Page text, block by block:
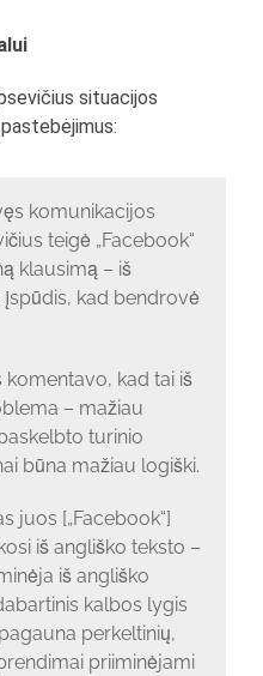
situacijos
komunikacijos
teigė „Facebook“
klausimą – iš
kad bendrovė
komentavo, kad tai iš
– mažiau
turinio
būna mažiau logiški.
juos [„Facebook“]
iš angliško teksto –
iš angliško
kalbos lygis
perkeltinių,
priiminėjami